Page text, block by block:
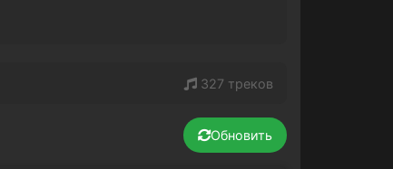
327 треков
Обновить